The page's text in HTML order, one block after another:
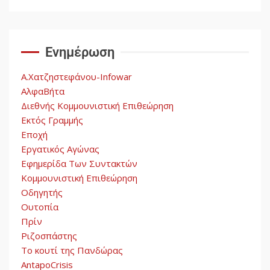
5 Ενημέρωση
Α.Χατζηστεφάνου-Infowar
ΑλφαΒήτα
Διεθνής Κομμουνιστική Επιθεώρηση
Εκτός Γραμμής
Εποχή
Εργατικός Αγώνας
Εφημερίδα Των Συντακτών
Κομμουνιστική Επιθεώρηση
Οδηγητής
Ουτοπία
Πρίν
Ριζοσπάστης
Το κουτί της Πανδώρας
AntapoCrisis